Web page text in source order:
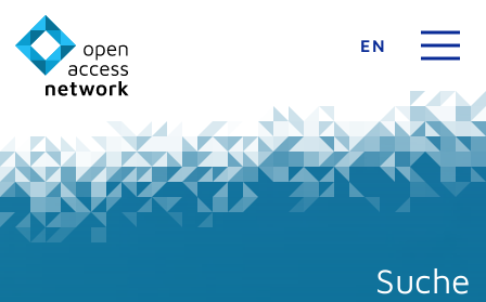
EN
Suche